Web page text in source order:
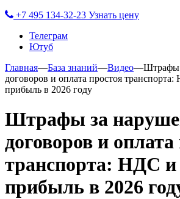
+7 495 134-32-23 Узнать цену
Телеграм
Ютуб
Главная—База знаний—Видео—Штрафы
договоров и оплата простоя
прибыль в 2026 году
Штрафы за
договоров и оплата
транспорта: НДС и
прибыль в 2026